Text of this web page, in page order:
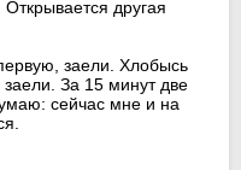
другая
заели. Хлобысь
За 15 минут две
сейчас мне и на